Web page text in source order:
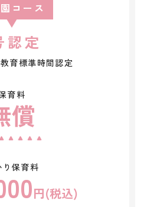
コース
認定
育標準時間認定
育料
償
り保育料
円(税込)